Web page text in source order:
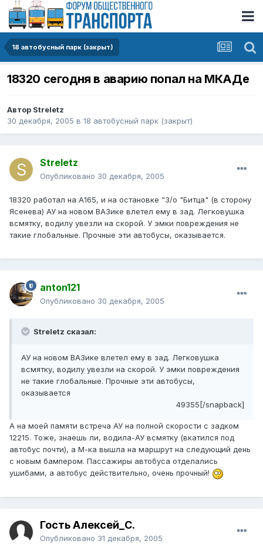
18 автобусный парк (закрыт)
18320 сегодня в аварию попал на МКАДе
Автор Streletz
30 декабря, 2005 в 18 автобусный парк (закрыт)
Streletz
Опубликовано 30 декабря, 2005
18320 работал на А165, и на остановке "З/о "Битца" (в сторону
Ясенева) АУ на новом ВАЗике влетел ему в зад. Легковушка
всмятку, водилу увезли на скорой. У эмки повреждения не
такие глобальные. Прочные эти автобусы, оказывается.
anton121
Опубликовано 30 декабря, 2005
Streletz сказал:
АУ на новом ВАЗике влетел ему в зад. Легковушка
всмятку, водилу увезли на скорой. У эмки повреждения
не такие глобальные. Прочные эти автобусы,
оказывается
49355[/snapback]
А на моей памяти встреча АУ на полной скорости с задком
12215. Тоже, знаешь ли, водила-АУ всмятку (вкатился под
автобус почти), а М-ка вышла на маршрут на следующий день
с новым бампером. Пассажиры автобуса отделались
ушибами, а автобус действительно, очень прочный!
Гость Алексей_С.
Опубликовано 31 декабря, 2005